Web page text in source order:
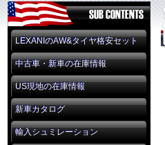
LEXANIのAW&タイヤ格安セット
中古車・新車の在庫情報
US現地の在庫情報
新車カタログ
輸入シュミレーション